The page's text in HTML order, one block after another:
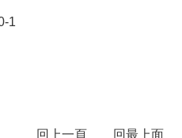
1
回上一頁 回最上面